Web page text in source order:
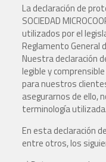
La declaración de
SOCIEDAD
utilizados por el
Reglamento General
Nuestra declaración
legible y
para nuestros
asegurarnos de ello,
terminología utilizada.
En esta declaración
entre otros, los